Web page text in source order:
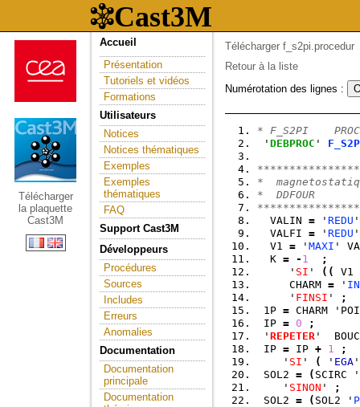
Télécharger
la plaquette
Cast3M
Accueil
Présentation
Tutoriels et vidéos
Formations
Utilisateurs
Notices
Notices thématiques
Exemples
Exemples
thématiques
FAQ
Support Cast3M
Développeurs
Procédures
Sources
Includes
Erreurs
Anomalies
Documentation
Documentation
principale
Documentation
Télécharger f_s2pi.procedur
Retour à la liste
Numérotation des lignes :
* F_S2PI
' DEBPROC '
*
*  DDFOUR
  VALIN
= ' REDU
  VALFI
= ' REDU
  V1
= ' MAXI '
  K
= - 1
;
     '
SI ' ( (
V1
     CHARM
= '
     '
FINSI '
;
1P = CHARM
IP = 0
;
' REPETER '
IP = IP + 1
;
    '
SI ' ( ' EGA
SOL2 = ( SCIRC '
    '
SINON '
;
SOL2 = ( SOL2 '